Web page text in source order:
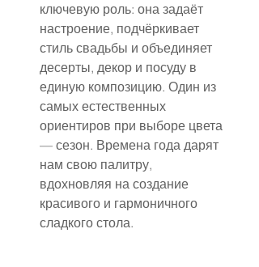
ключевую роль: она задаёт
настроение, подчёркивает
стиль свадьбы и объединяет
десерты, декор и посуду в
единую композицию. Один из
самых естественных
ориентиров при выборе цвета
— сезон. Времена года дарят
нам свою палитру,
вдохновляя на создание
красивого и гармоничного
сладкого стола.